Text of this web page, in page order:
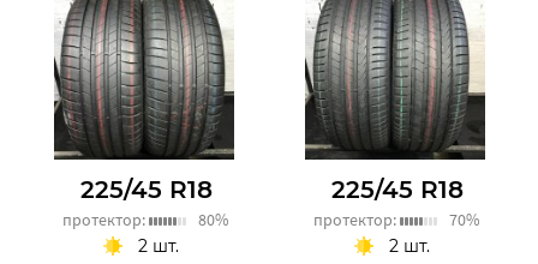
225/45 R18
протектор: 80%
2 шт.
225/45 R18
протектор: 70%
2 шт.